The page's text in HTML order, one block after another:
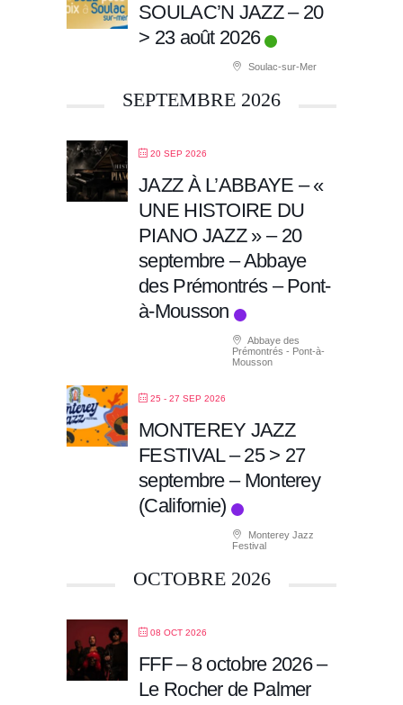
SOULAC’N JAZZ – 20
> 23 août 2026
Soulac-sur-Mer
SEPTEMBRE 2026
20 SEP 2026
JAZZ À L’ABBAYE – «
UNE HISTOIRE DU
PIANO JAZZ » – 20
septembre – Abbaye
des Prémontrés – Pont-
à-Mousson
Abbaye des
Prémontrés - Pont-à-
Mousson
25 - 27 SEP 2026
MONTEREY JAZZ
FESTIVAL – 25 > 27
septembre – Monterey
(Californie)
Monterey Jazz
Festival
OCTOBRE 2026
08 OCT 2026
FFF – 8 octobre 2026 –
Le Rocher de Palmer